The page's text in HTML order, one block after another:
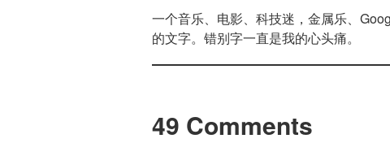
一个音乐、电影、科技迷，金属乐、
的文字。错别字一直是我的心头痛。
49 Comments